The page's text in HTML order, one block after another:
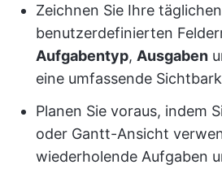
Zeichnen Sie Ihre
benutzerdefinierten
Aufgabentyp, Ausgaben
eine umfassende
Planen Sie voraus, indem
oder Gantt-Ansicht
wiederholende Aufgaben